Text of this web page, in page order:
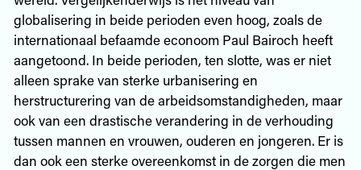
globalisering in beide perioden even hoog, zoals de
internationaal befaamde econoom Paul Bairoch heeft
aangetoond. In beide perioden, ten slotte, was er niet
alleen sprake van sterke urbanisering en
herstructurering van de arbeidsomstandigheden, maar
ook van een drastische verandering in de verhouding
tussen mannen en vrouwen, ouderen en jongeren. Er is
dan ook een sterke overeenkomst in de zorgen die men